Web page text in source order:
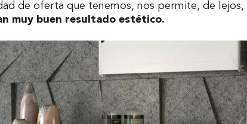
de oferta que tenemos, nos permite, de lejos,
muy buen resultado estético.